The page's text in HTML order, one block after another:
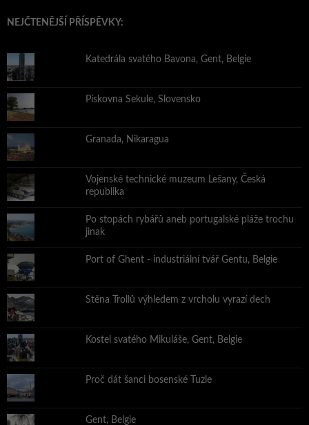
NEJČTENĚJŠÍ PŘÍSPĚVKY:
Katedrála svatého Bavona, Gent, Belgie
Pískovna Sekule, Slovensko
Granada, Nikaragua
Vojenské technické muzeum Lešany, Česká
republika
Po stopách rybářů aneb portugalské pláže trochu
jinak
Port of Ghent - industriální tvář Gentu, Belgie
Stěna Trollů výhledem z vrcholu vyrazí dech
Kostel svatého Mikuláše, Gent, Belgie
Proč dát šanci bosenské Tuzle
Gent, Belgie